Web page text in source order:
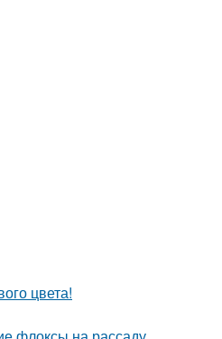
цвета!